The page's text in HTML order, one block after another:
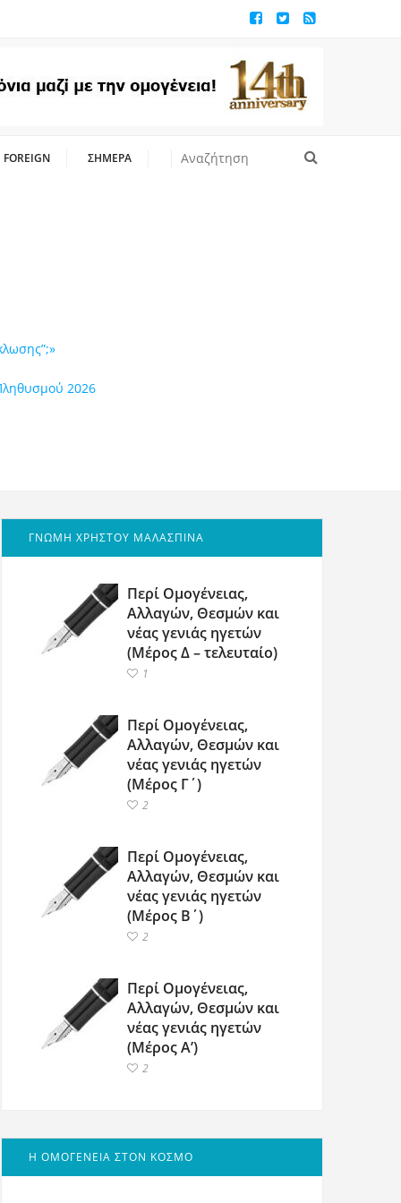
FOREIGN ΣΗΜΕΡΑ
2026
ΓΝΩΜΗ ΧΡΗΣΤΟΥ ΜΑΛΑΣΠΙΝΑ
Περί Ομογένειας,
Αλλαγών, Θεσμών και
νέας γενιάς ηγετών
(Μέρος Δ – τελευταίο)
1
Περί Ομογένειας,
Αλλαγών, Θεσμών και
νέας γενιάς ηγετών
(Μέρος Γ΄)
2
Περί Ομογένειας,
Αλλαγών, Θεσμών και
νέας γενιάς ηγετών
(Μέρος Β΄)
2
Περί Ομογένειας,
Αλλαγών, Θεσμών και
νέας γενιάς ηγετών
(Μέρος Α’)
2
Η ΟΜΟΓΕΝΕΙΑ ΣΤΟΝ ΚΟΣΜΟ